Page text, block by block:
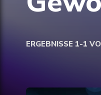
ERGEBNISSE 1-1